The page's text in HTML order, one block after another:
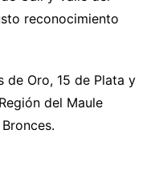
reconocimiento
de Oro, 15 de Plata y
del Maule